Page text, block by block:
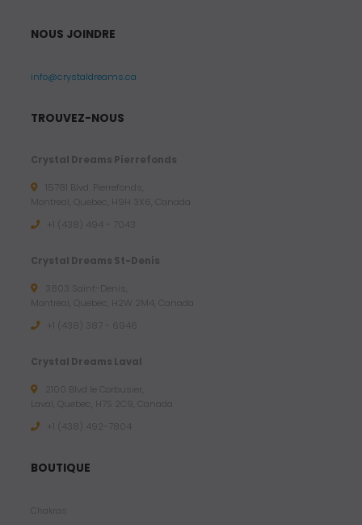
NOUS JOINDRE
info@crystaldreams.ca
TROUVEZ-NOUS
Crystal Dreams Pierrefonds
15781 Blvd. Pierrefonds,
Montreal, Quebec, H9H 3X6, Canada
+1 (438) 494 - 7043
Crystal Dreams St-Denis
3803 Saint-Denis,
Montreal, Quebec, H2W 2M4, Canada
+1 (438) 387 - 6946
Crystal Dreams Laval
2100 Blvd le Corbusier,
Laval, Quebec, H7S 2C9, Canada
+1 ‪(438) 492-7804‬
BOUTIQUE
Chakras